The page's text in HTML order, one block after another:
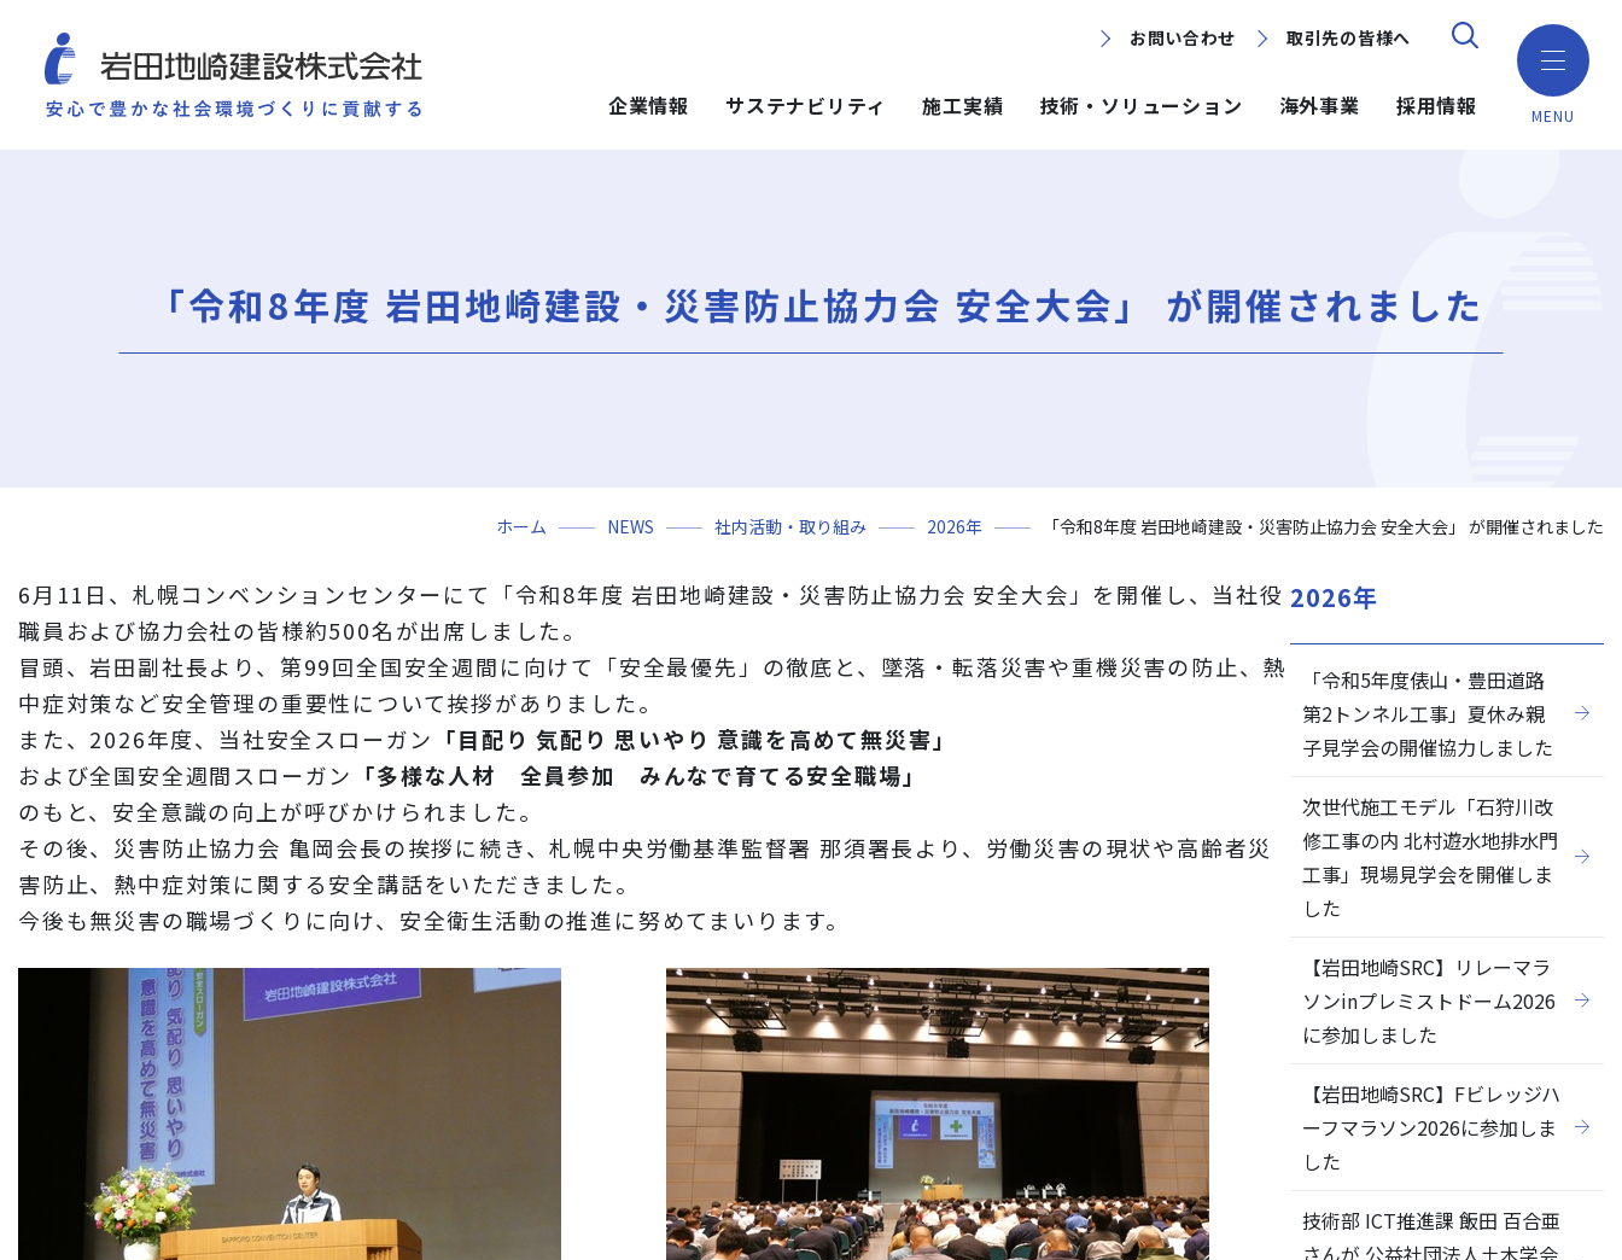
MENU
お問い合わせ 取引先の皆様へ
ミッション・ビジョン・社訓
岩田地崎建設のCM
3分でわかる岩田地崎建設
環境（Environment）
社会（Social）
ガバナンス（Governance）
地域別で探す
用途区分から探す
GISマップシステム
ソリューション
NISEKO PROJECTS
閉じる
お問い合わせ 取引先の皆様へ
企業情報
会社概要
組織図
3分でわかる岩田地崎建設
サステナビリティ
社会（Social）
ガバナンス（Governance）
施工実績
用途区分から探す
GISマップシステム
技術・ソリューション
環境技術
海外事業 採用情報
「令和8年度 岩田地崎建設・災害防止協力会 安全大会」 が開催されました
ホーム NEWS 社内活動・取り組み 2026年 「令和8年度 岩田地崎建設・災害防止協力会 安全大会」 が開催されました
6月11日、札幌コンベンションセンターにて「令和8年度 岩田地崎建設・災害防止協力会 安全大会」を開催し、当社役
職員および協力会社の皆様約500名が出席しました。
冒頭、岩田副社長より、第99回全国安全週間に向けて「安全最優先」の徹底と、墜落・転落災害や重機災害の防止、熱
中症対策など安全管理の重要性について挨拶がありました。
また、2026年度、当社安全スローガン 「目配り 気配り 思いやり 意識を高めて無災害」
および全国安全週間スローガン 「多様な人材 全員参加 みんなで育てる安全職場」
のもと、安全意識の向上が呼びかけられました。
その後、災害防止協力会 亀岡会長の挨拶に続き、札幌中央労働基準監督署 那須署長より、労働災害の現状や高齢者災
害防止、熱中症対策に関する安全講話をいただきました。
今後も無災害の職場づくりに向け、安全衛生活動の推進に努めてまいります。
2026年
「令和5年度俵山・豊田道路
第2トンネル工事」夏休み親
子見学会の開催協力しました
次世代施工モデル「石狩川改
修工事の内 北村遊水地排水門
工事」現場見学会を開催しま
した
【岩田地崎SRC】リレーマラ
ソンinプレミストドーム2026
に参加しました
【岩田地崎SRC】Fビレッジハ
ーフマラソン2026に参加しま
した
技術部 ICT推進課 飯田 百合亜
さんが 公益社団法人土木学会